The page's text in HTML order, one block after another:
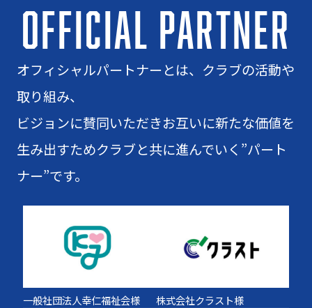
OFFICIAL PARTNER
オフィシャルパートナーとは、クラブの活動や
取り組み、
ビジョンに賛同いただきお互いに新たな価値を
生み出すためクラブと共に進んでいく”パート
ナー”です。
一般社団法人幸仁福祉会様 株式会社クラスト様